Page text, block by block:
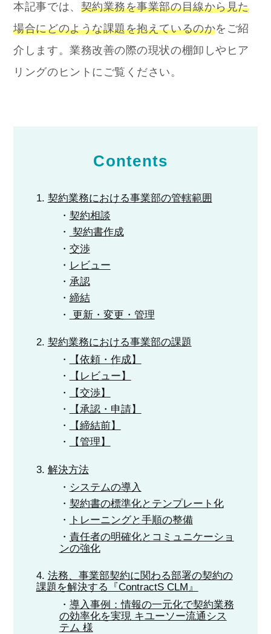
本記事では、 契約業務を事業部の目線から見た
場合にどのような課題を抱えているのかをご紹
介します。業務改善の際の現状の棚卸しやヒア
リングのヒントにご覧ください。
Contents
契約業務における事業部の管轄範囲
契約相談
契約書作成
交渉
レビュー
承認
締結
更新・変更・管理
契約業務における事業部の課題
【依頼・作成】
【レビュー】
【交渉】
【承認・申請】
【締結前】
【管理】
解決方法
システムの導入
契約書の標準化とテンプレート化
トレーニングと手順の整備
責任者の明確化とコミュニケーショ
ンの強化
法務、事業部契約に関わる部署の契約の
課題を解決する『ContractS CLM』
導入事例：情報の一元化で契約業務
の効率化を実現 キユーソー流通シス
テム 様